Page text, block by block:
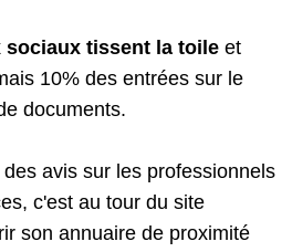
sociaux tissent la toile et
10% des entrées sur le
documents.
avis sur les professionnels
c'est au tour du site
son annuaire de proximité